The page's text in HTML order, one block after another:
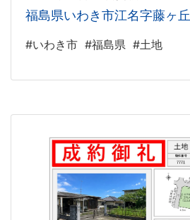
福島県いわき市江名字藤ヶ丘
#いわき市 #福島県 #土地